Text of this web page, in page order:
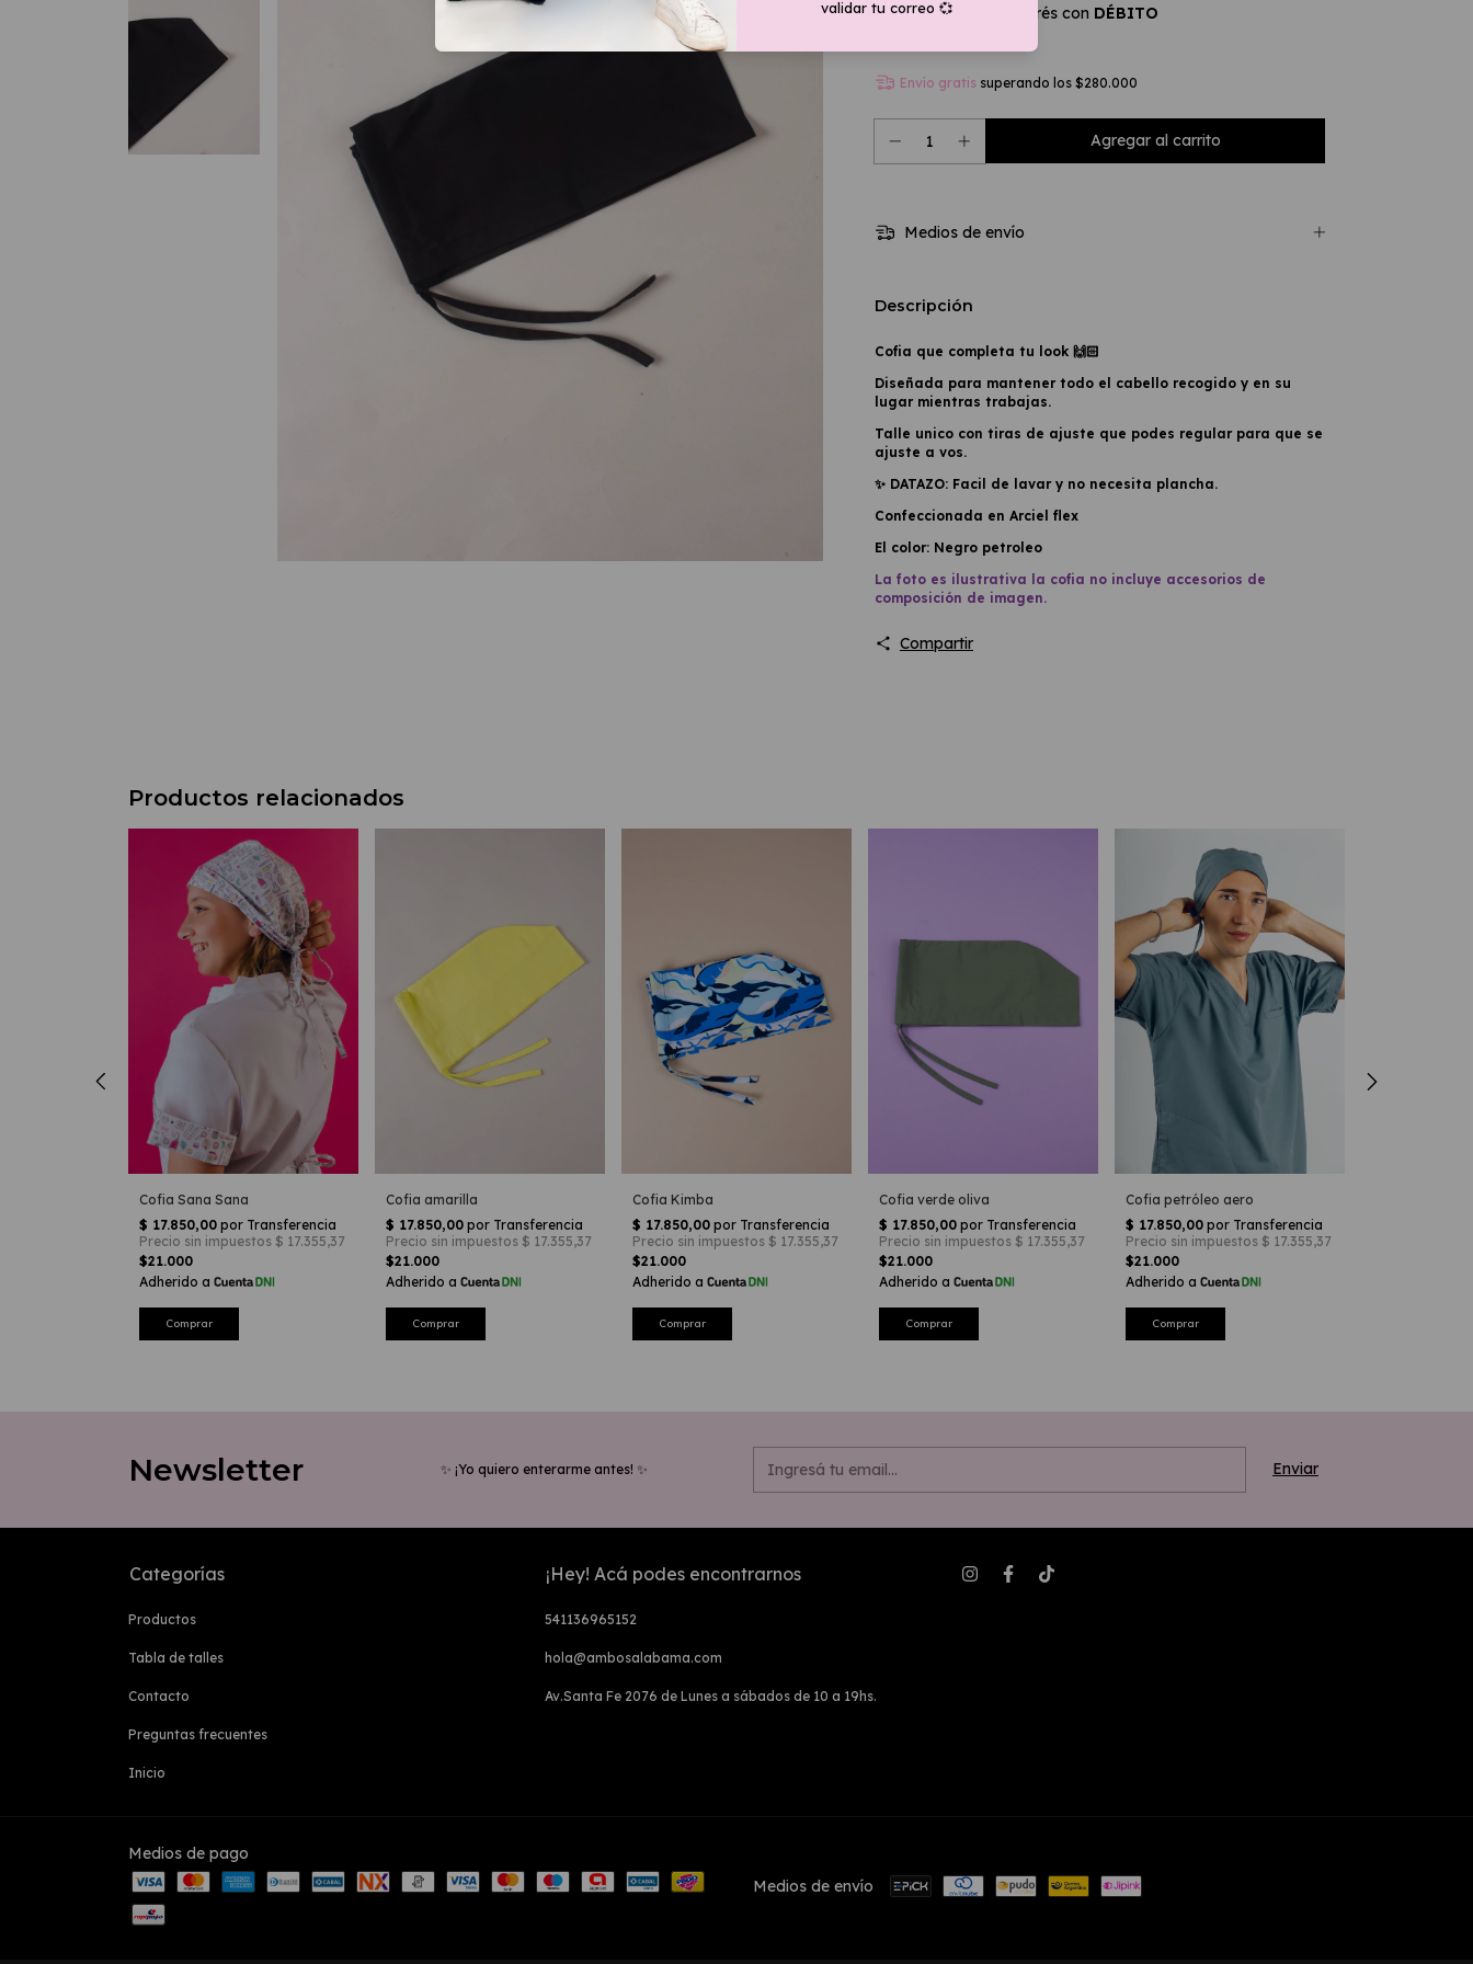
Cuotas SIN interés con DÉBITO
Envío gratis superando los $280.000
Medios de envío
Descripción
Cofia que completa tu look 🙌🏻
Diseñada para mantener todo el cabello recogido y en su
lugar mientras trabajas.
Talle unico con tiras de ajuste que podes regular para que se
ajuste a vos.
✨ DATAZO: Facil de lavar y no necesita plancha.
Confeccionada en Arciel flex
El color: Negro petroleo
La foto es ilustrativa la cofia no incluye accesorios de
composición de imagen.
Compartir
Productos relacionados
Cofia Sana Sana
$21.000
Cofia amarilla
$21.000
Cofia Kimba
$21.000
Cofia verde oliva
$21.000
Cofia petróleo aero
$21.000
Newsletter ✨ ¡Yo quiero enterarme antes! ✨
Categorías
Productos
Tabla de talles
Contacto
Preguntas frecuentes
Inicio
¡Hey! Acá podes encontrarnos
541136965152
hola@ambosalabama.com
Av.Santa Fe 2076 de Lunes a sábados de 10 a 19hs.
Medios de pago
Medios de envío
validar tu correo 💞